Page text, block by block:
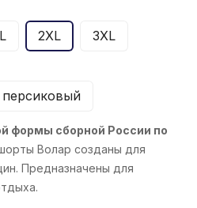
2XL 3XL
персиковый
формы сборной России по
Волар созданы для
Предназначены для